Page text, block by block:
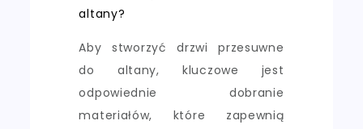
altany?
Aby stworzyć drzwi przesuwne
do altany, kluczowe jest
odpowiednie dobranie
materiałów, które zapewnią